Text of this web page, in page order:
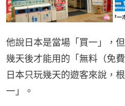
他說日本是當場「買一」，
幾天後才能用的「無料（免
日本只玩幾天的遊客來說，
一」。